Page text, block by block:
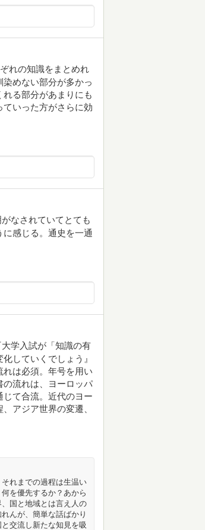
れの知識をまとめれ
めない部分が多かっ
る部分があまりにも
いった方がさらに効
なされていてとても
感じる。通史を一通
学入試が「知識の有
していくでしょう』
は必須。年号を用い
の流れは、ヨーロッパ
て合流。近代のヨー
アジア世界の変遷、
れまでの過程は生温い
を優先するか？あから
国と地域とは言え人の
んが、簡単な話ばかり
交流し新たな知見を吸